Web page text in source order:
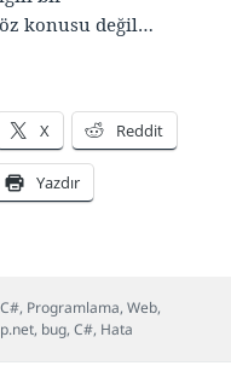
konusu değil…
X Reddit
Yazdır
Kategoriler
C#, Programlama,Web,
, bug,C#, Hata